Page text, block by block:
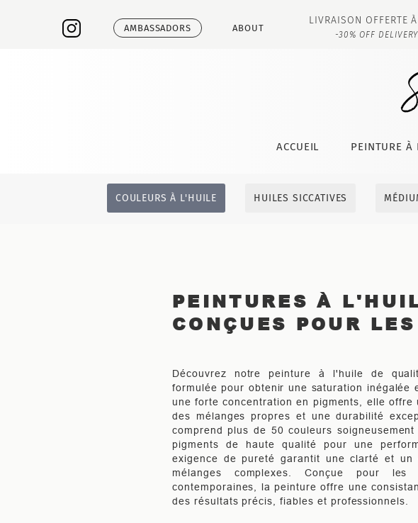
ABOUT
AMBASSADORS
LIVRAISON OFFERTE
-30% OFF
ACCUEIL PEINTURE À
COULEURS À L'HUILE HUILES SICCATIVES
PEINTURES À
CONÇUES POUR
Découvrez notre peinture à l'huile de
formulée pour obtenir une saturation inégalée
une forte concentration en pigments, elle offre
des mélanges propres et une durabilité
comprend plus de 50 couleurs
pigments de haute qualité pour une
exigence de pureté garantit une clarté et un
mélanges complexes. Conçue pour les
contemporaines, la peinture offre une
des résultats précis, fiables et professionnels.